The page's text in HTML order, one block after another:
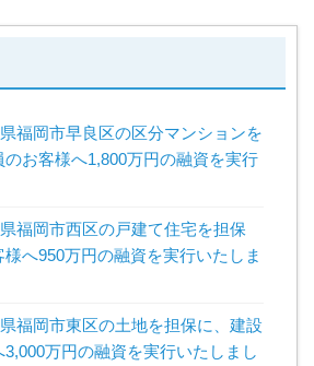
福岡市早良区の区分マンションを
お客様へ1,800万円の融資を実行
福岡市西区の戸建て住宅を担保
へ950万円の融資を実行いたしま
福岡市東区の土地を担保に、建設
万円の融資を実行いたしまし